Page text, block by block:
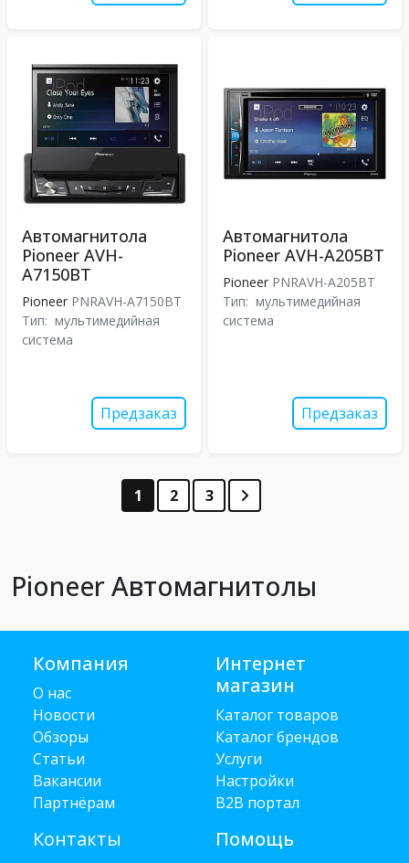
Автомагнитола
Pioneer AVH-
A7150BT
Pioneer PNRAVH-A7150BT
Тип: мультимедийная
система
Предзаказ
Автомагнитола
Pioneer AVH-A205BT
Pioneer PNRAVH-A205BT
Тип: мультимедийная
система
Предзаказ
1 2 3
Pioneer Автомагнитолы
Компания
О нас
Новости
Обзоры
Статьи
Вакансии
Партнёрам
Контакты
Интернет
магазин
Каталог товаров
Каталог брендов
Услуги
Настройки
B2B портал
Помощь